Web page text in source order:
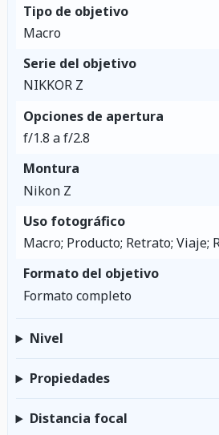
Tipo de objetivo
Macro
Serie del objetivo
NIKKOR Z
Opciones de apertura
f/1.8 a f/2.8
Montura
Nikon Z
Uso fotográfico
Macro; Producto; Retrato; Viaje;
Formato del objetivo
Formato completo
Nivel
Propiedades
Distancia focal